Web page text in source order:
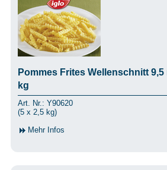
Pommes Frites Wellenschnitt 9,5
kg
Art. Nr.: Y90620
(5 x 2,5 kg)
Mehr Infos